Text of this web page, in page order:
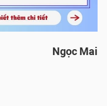
Ngọc Mai